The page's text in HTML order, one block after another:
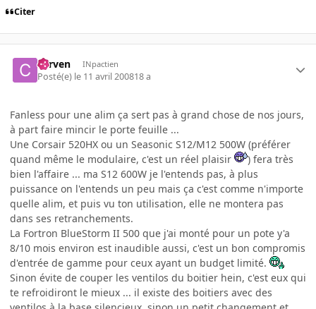
Citer
corven INpactien
Posté(e) le 11 avril 200818 a
Fanless pour une alim ça sert pas à grand chose de nos jours,
à part faire mincir le porte feuille ...
Une Corsair 520HX ou un Seasonic S12/M12 500W (préférer
quand même le modulaire, c'est un réel plaisir
) fera très
bien l'affaire ... ma S12 600W je l'entends pas, à plus
puissance on l'entends un peu mais ça c'est comme n'importe
quelle alim, et puis vu ton utilisation, elle ne montera pas
dans ses retranchements.
La Fortron BlueStorm II 500 que j'ai monté pour un pote y'a
8/10 mois environ est inaudible aussi, c'est un bon compromis
d'entrée de gamme pour ceux ayant un budget limité.
Sinon évite de couper les ventilos du boitier hein, c'est eux qui
te refroidiront le mieux ... il existe des boitiers avec des